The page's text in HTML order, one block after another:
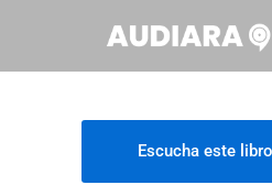
Escucha este